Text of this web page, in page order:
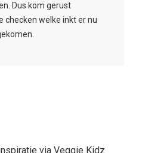
Dus kom gerust
checken welke inkt er nu
via Veggie Kidz